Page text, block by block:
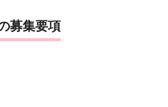
募集要項